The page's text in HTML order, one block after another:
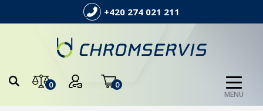
+420 274 021 211
0 0
MENU